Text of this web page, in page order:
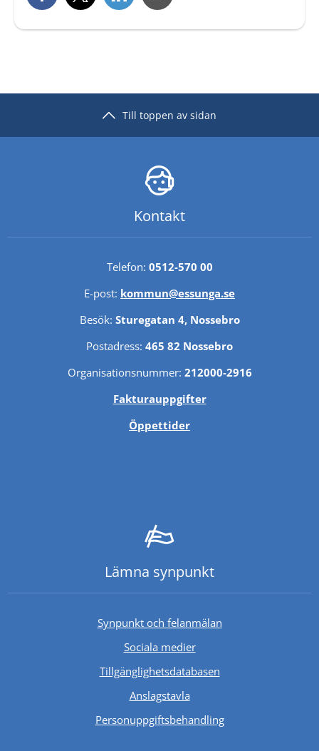
Till toppen av sidan
Kontakt
Telefon: 0512-570 00
E-post: kommun@essunga.se
Besök: Sturegatan 4, Nossebro
Postadress: 465 82 Nossebro
Organisationsnummer: 212000-2916
Fakturauppgifter
Öppettider
Lämna synpunkt
Synpunkt och felanmälan
Sociala medier
TillgänglighetsdatabasenLänk till annan
Anslagstavla
Personuppgiftsbehandling